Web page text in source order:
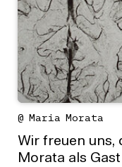
@ Maria Morata
Wir freuen uns,
Morata als